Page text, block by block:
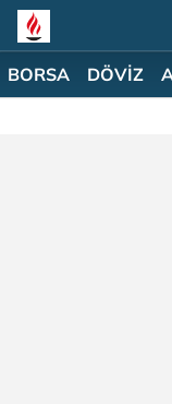
BORSA DÖVİZ